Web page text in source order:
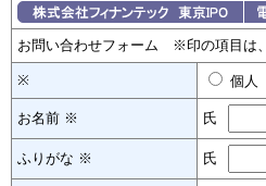
お問い合わせフォーム ※印の項目は
※ 個人
お名前 ※ 氏
ふりがな ※ 氏